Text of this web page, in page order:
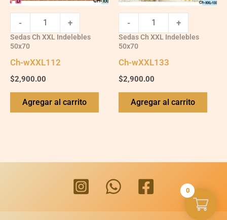
- +
Sedas Ch XXL Indelebles
50x70
Ch-wXXL112
$2,900.00
Agregar al carrito
- +
Sedas Ch XXL Indelebles
50x70
Ch-wXXL133
$2,900.00
Agregar al carrito
0